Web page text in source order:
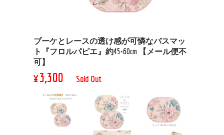
ブーケとレースの透け感が可憐なバスマッ
ト『フロルパピエ』約45×60cm 【メール便不
可】
¥3,300 Sold Out